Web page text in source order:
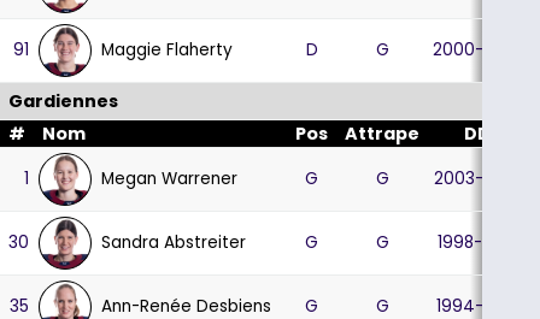
91 Maggie Flaherty D G 2000-06-02
Gardiennes
#
Nom Pos Attrape DDN
1 Megan Warrener G G 2003-07-03
30 Sandra Abstreiter G G 1998-07-23
35 Ann-Renée Desbiens G G 1994-04-10